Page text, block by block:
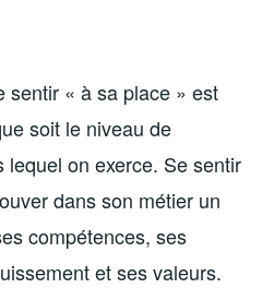
sentir « à sa place » est
soit le niveau de
lequel on exerce. Se sentir
dans son métier un
compétences, ses
et ses valeurs.